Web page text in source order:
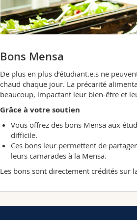
Bons Mensa
De plus en plus d’étudiant.e.s ne
chaud chaque jour. La précarité
beaucoup, impactant leur bien-être et
Grâce à votre soutien
Vous offrez des bons Mensa aux
difficile.
Ces bons leur permettent de
leurs camarades à la Mensa.
Les bons sont directement crédités sur